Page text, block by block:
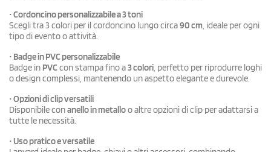
•Cordoncino personalizzabile a 3 toni
Scegli tra 3 colori per il cordoncino lungo circa90 cm, ideale per ogni
tipo di evento o attività.
• Badge in PVC personalizzabile
Badge in PVCcon stampa fino a3 colori, perfetto per riprodurre loghi
o design complessi, mantenendo un aspetto elegante e durevole.
•Opzioni di clip versatili
Disponibile conanello in metalloo altre opzioni di clip per adattarsi a
tutte le necessità.
• Uso pratico e versatile